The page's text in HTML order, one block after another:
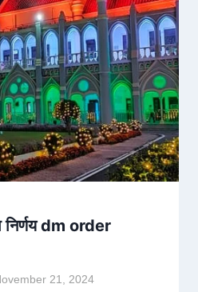
निर्णय dm order
21, 2024